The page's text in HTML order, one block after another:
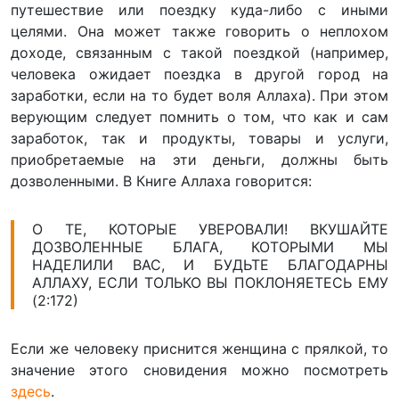
путешествие или поездку куда-либо с иными
целями. Она может также говорить о неплохом
доходе, связанным с такой поездкой (например,
человека ожидает поездка в другой город на
заработки, если на то будет воля Аллаха). При этом
верующим следует помнить о том, что как и сам
заработок, так и продукты, товары и услуги,
приобретаемые на эти деньги, должны быть
дозволенными. В Книге Аллаха говорится:
О ТЕ, КОТОРЫЕ УВЕРОВАЛИ! ВКУШАЙТЕ
ДОЗВОЛЕННЫЕ БЛАГА, КОТОРЫМИ МЫ
НАДЕЛИЛИ ВАС, И БУДЬТЕ БЛАГОДАРНЫ
АЛЛАХУ, ЕСЛИ ТОЛЬКО ВЫ ПОКЛОНЯЕТЕСЬ ЕМУ
(2:172)
Если же человеку приснится женщина с прялкой, то
значение этого сновидения можно посмотреть
здесь.